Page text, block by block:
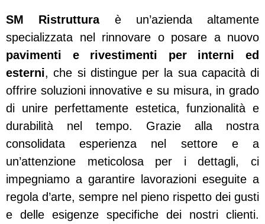
SM Ristrutturaè un’azienda altamente
specializzata nel rinnovare o posare a nuovo
pavimenti e rivestimenti per interni ed
esterni, che si distingue per la sua capacità di
offrire soluzioni innovative e su misura, in grado
di unire perfettamente estetica, funzionalità e
durabilità nel tempo. Grazie alla nostra
consolidata esperienza nel settore e a
un’attenzione meticolosa per i dettagli, ci
impegniamo a garantire lavorazioni eseguite a
regola d’arte, sempre nel pieno rispetto dei gusti
e delle esigenze specifiche dei nostri clienti.